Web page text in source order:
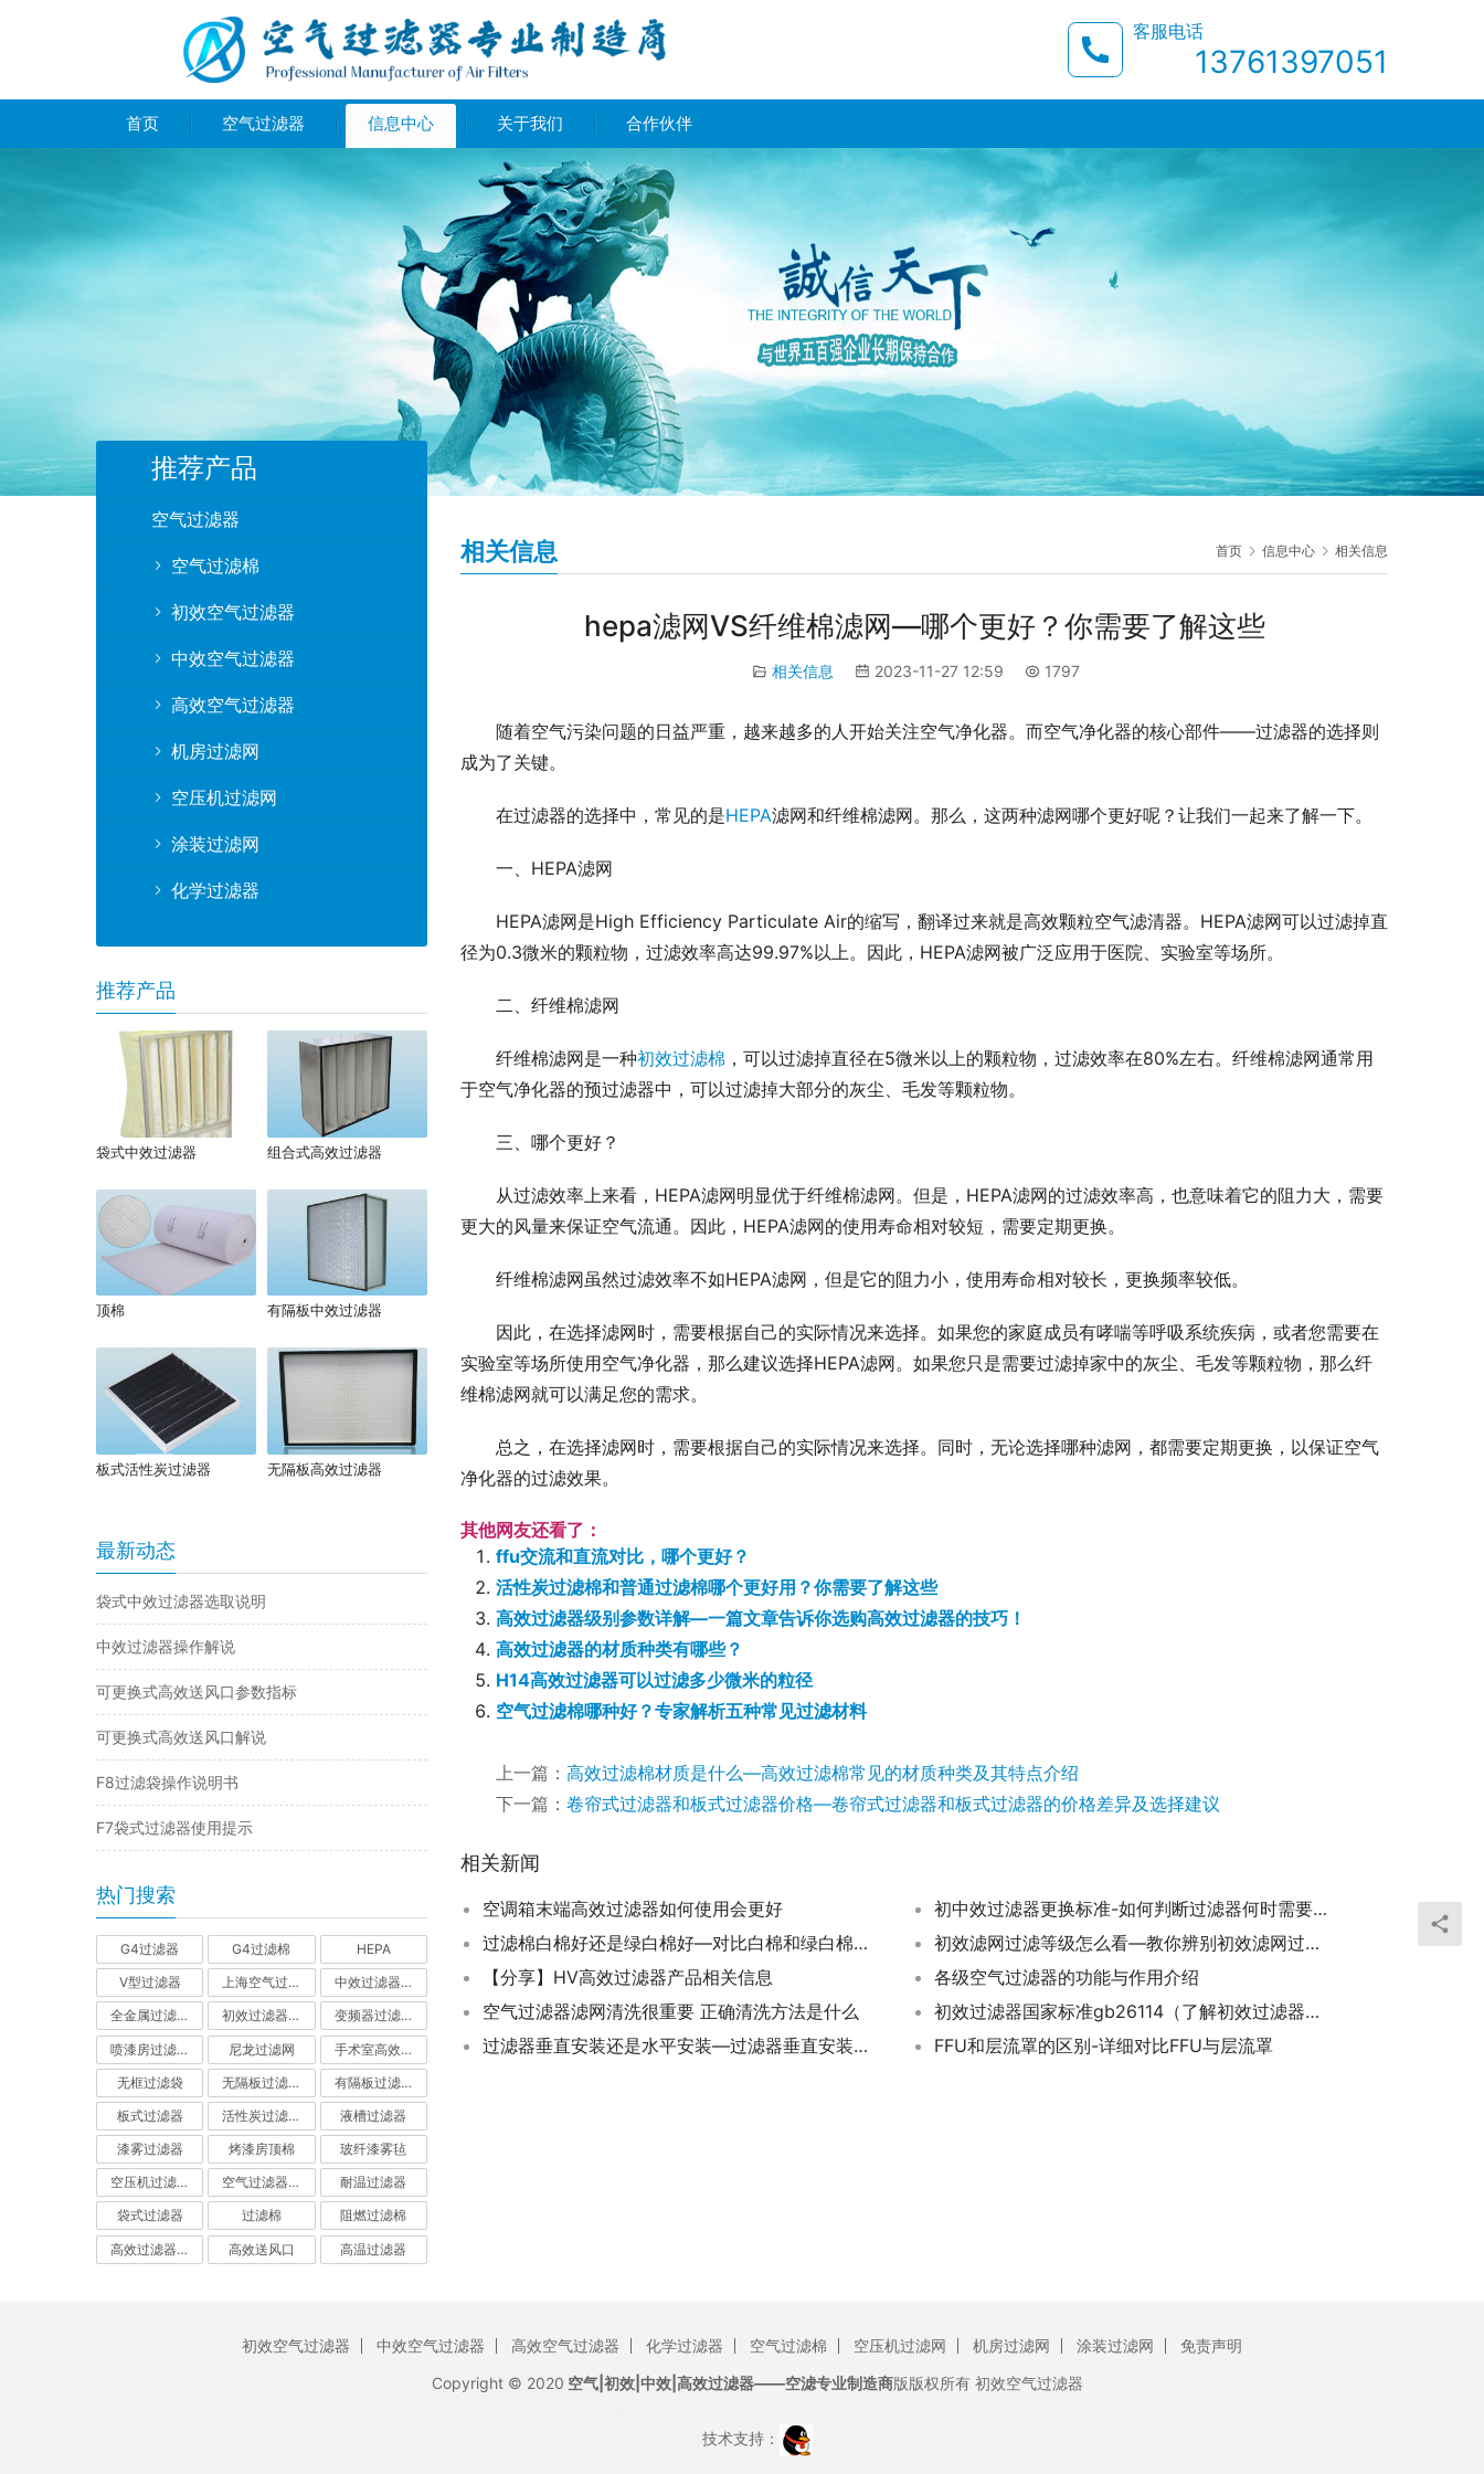
客服电话
13761397051
首页 空气过滤器 信息中心 关于我们 合作伙伴
首页 信息中心 相关信息
相关信息
hepa滤网VS纤维棉滤网—哪个更好？你需要了解这些
相关信息 2023-11-27 12:59 1797
随着空气污染问题的日益严重，越来越多的人开始关注空气净化器。而空气净化器的核心部件——过滤器的选择则
成为了关键。
在过滤器的选择中，常见的是HEPA滤网和纤维棉滤网。那么，这两种滤网哪个更好呢？让我们一起来了解一下。
一、HEPA滤网
HEPA滤网是High Efficiency Particulate Air的缩写，翻译过来就是高效颗粒空气滤清器。HEPA滤网可以过滤掉直
径为0.3微米的颗粒物，过滤效率高达99.97%以上。因此，HEPA滤网被广泛应用于医院、实验室等场所。
二、纤维棉滤网
纤维棉滤网是一种初效过滤棉 ，可以过滤掉直径在5微米以上的颗粒物，过滤效率在80%左右。纤维棉滤网通常用
于空气净化器的预过滤器中，可以过滤掉大部分的灰尘、毛发等颗粒物。
三、哪个更好？
从过滤效率上来看，HEPA滤网明显优于纤维棉滤网。但是，HEPA滤网的过滤效率高，也意味着它的阻力大，需要
更大的风量来保证空气流通。因此，HEPA滤网的使用寿命相对较短，需要定期更换。
纤维棉滤网虽然过滤效率不如HEPA滤网，但是它的阻力小，使用寿命相对较长，更换频率较低。
因此，在选择滤网时，需要根据自己的实际情况来选择。如果您的家庭成员有哮喘等呼吸系统疾病，或者您需要在
实验室等场所使用空气净化器，那么建议选择HEPA滤网。如果您只是需要过滤掉家中的灰尘、毛发等颗粒物，那么纤
维棉滤网就可以满足您的需求。
总之，在选择滤网时，需要根据自己的实际情况来选择。同时，无论选择哪种滤网，都需要定期更换，以保证空气
净化器的过滤效果。
其他网友还看了：
ffu交流和直流对比，哪个更好？
活性炭过滤棉和普通过滤棉哪个更好用？你需要了解这些
高效过滤器级别参数详解—一篇文章告诉你选购高效过滤器的技巧！
高效过滤器的材质种类有哪些？
H14高效过滤器可以过滤多少微米的粒径
空气过滤棉哪种好？专家解析五种常见过滤材料
上一篇： 高效过滤棉材质是什么—高效过滤棉常见的材质种类及其特点介绍
下一篇： 卷帘式过滤器和板式过滤器价格—卷帘式过滤器和板式过滤器的价格差异及选择建议
相关新闻
空调箱末端高效过滤器如何使用会更好
初中效过滤器更换标准-如何判断过滤器何时需要更换？
过滤棉白棉好还是绿白棉好—对比白棉和绿白棉过滤棉的优缺点
初效滤网过滤等级怎么看—教你辨别初效滤网过滤等级的方法
【分享】HV高效过滤器产品相关信息
各级空气过滤器的功能与作用介绍
空气过滤器滤网清洗很重要 正确清洗方法是什么
初效过滤器国家标准gb26114（了解初效过滤器的国家标准GB26114）
过滤器垂直安装还是水平安装—过滤器垂直安装和水平安装有何区别，哪种更好？
FFU和层流罩的区别-详细对比FFU与层流罩
推荐产品
空气过滤器
空气过滤棉
初效空气过滤器
中效空气过滤器
高效空气过滤器
机房过滤网
空压机过滤网
涂装过滤网
化学过滤器
推荐产品
袋式中效过滤器 组合式高效过滤器
顶棉 有隔板中效过滤器
板式活性炭过滤器 无隔板高效过滤器
最新动态
袋式中效过滤器选取说明
中效过滤器操作解说
可更换式高效送风口参数指标
可更换式高效送风口解说
F8过滤袋操作说明书
F7袋式过滤器使用提示
热门搜索
G4过滤器 G4过滤棉 HEPA
V型过滤器 上海空气过滤器 中效过滤器-中效空气过滤器
全金属过滤器 初效过滤器-初效空气过滤器 变频器过滤器
喷漆房过滤棉 尼龙过滤网 手术室高效过滤器
无框过滤袋 无隔板过滤器 有隔板过滤器
板式过滤器 活性炭过滤器-活性炭空气过滤器 液槽过滤器
漆雾过滤器 烤漆房顶棉 玻纤漆雾毡
空压机过滤网 空气过滤器厂家 耐温过滤器
袋式过滤器 过滤棉 阻燃过滤棉
高效过滤器-高效空气过滤器 高效送风口 高温过滤器
初效空气过滤器 中效空气过滤器 高效空气过滤器 化学过滤器 空气过滤棉 空压机过滤网 机房过滤网 涂装过滤网
免责声明
Copyright © 2020 空气|初效|中效|高效过滤器——空滤专业制造商版版权所有 初效空气过滤器
技术支持：